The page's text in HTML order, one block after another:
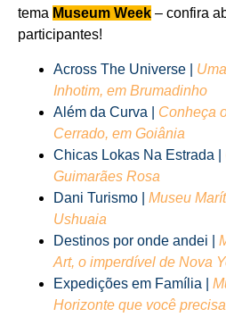
tema Museum Week – confira
participantes!
Across The Universe |
Inhotim, em Brumadinho
Além da Curva | Conheça
Cerrado, em Goiânia
Chicas Lokas Na Estrada |
Guimarães Rosa
Dani Turismo | Museu
Ushuaia
Destinos por onde andei |
Art, o imperdível de Nova
Expedições em Família |
Horizonte que você